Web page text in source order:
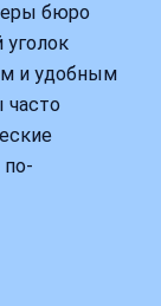
бюро
и удобным
часто
по-